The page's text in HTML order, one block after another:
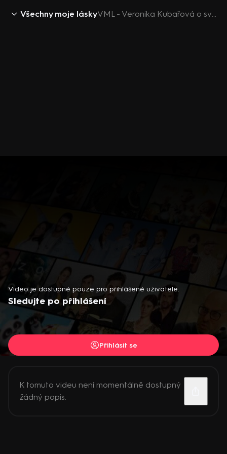
Všechny moje lásky VML - Veronika Kubařová o své roli Míši
Video je dostupné pouze pro přihlášené uživatele.
Sledujte po přihlášení
Přihlásit se
K tomuto videu není momentálně dostupný
žádný popis.